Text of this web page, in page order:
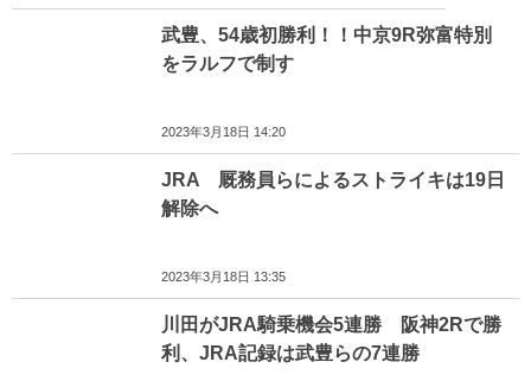
武豊、54歳初勝利！！中京9R弥富特別
をラルフで制す
2023年3月18日 14:20
JRA 厩務員らによるストライキは19日
解除へ
2023年3月18日 13:35
川田がJRA騎乗機会5連勝 阪神2Rで勝
利、JRA記録は武豊らの7連勝